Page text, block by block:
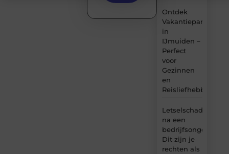
Ontdek
Vakantiepark
in
IJmuiden –
Perfect
voor
Gezinnen
en
Reisliefhebbers
Letselschade
na een
bedrijfsongeval:
Dit zijn je
rechten als